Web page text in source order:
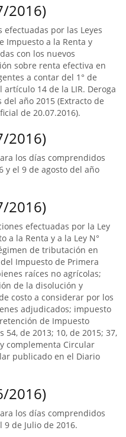
2016)
por las Leyes
Impuesto a la Renta y
con los nuevos
sobre renta efectiva en
a contar del 1° de
14 de la LIR. Deroga
del año 2015 (Extracto de
de 20.07.2016).
2016)
los días comprendidos
y el 9 de agosto del año
2016)
efectuadas por la Ley
a la Renta y a la Ley N°
de tributación en
Impuesto de Primera
raíces no agrícolas;
de la disolución y
costo a considerar por los
adjudicados; impuesto
de Impuesto
de 2013; 10, de 2015; 37,
complementa Circular
publicado en el Diario
2016)
los días comprendidos
de Julio de 2016.